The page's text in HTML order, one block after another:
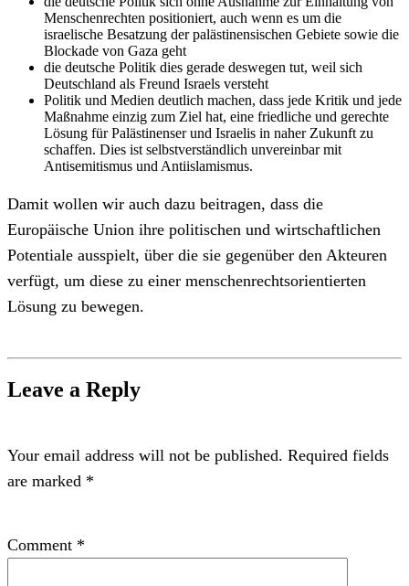
Menschenrechten positioniert, auch wenn es um die
israelische Besatzung der palästinensischen Gebiete sowie die
Blockade von Gaza geht
die deutsche Politik dies gerade deswegen tut, weil sich
Deutschland als Freund Israels versteht
Politik und Medien deutlich machen, dass jede Kritik und jede
Maßnahme einzig zum Ziel hat, eine friedliche und gerechte
Lösung für Palästinenser und Israelis in naher Zukunft zu
schaffen. Dies ist selbstverständlich unvereinbar mit
Antisemitismus und Antiislamismus.
Damit wollen wir auch dazu beitragen, dass die
Europäische Union ihre politischen und wirtschaftlichen
Potentiale ausspielt, über die sie gegenüber den Akteuren
verfügt, um diese zu einer menschenrechtsorientierten
Lösung zu bewegen.
Leave a Reply
Your email address will not be published. Required fields
are marked *
Comment *